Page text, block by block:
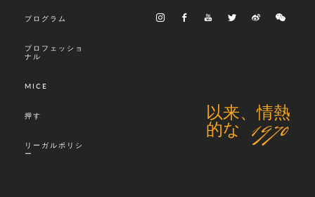
プログラム
プロフェッショ
ナル
MICE
押す
リーガルポリシ
ー
以来、情熱
的な 1970